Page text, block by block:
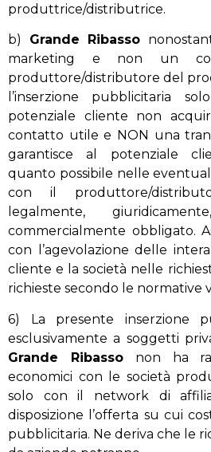
produttrice/distributrice.
b) Grande Ribasso
marketing e non un
produttore/distributore del
l’inserzione pubblicitaria
potenziale cliente non
contatto utile e NON una
garantisce al potenziale
quanto possibile nelle
con il produttore/
legalmente,
commercialmente obbligato.
con l’agevolazione delle
cliente e la società nelle
richieste secondo le normative
6) La presente inserzione
esclusivamente a soggetti
Grande Ribassonon ha
economici con le società
solo con il network di
disposizione l’offerta su cui
pubblicitaria. Ne deriva che le